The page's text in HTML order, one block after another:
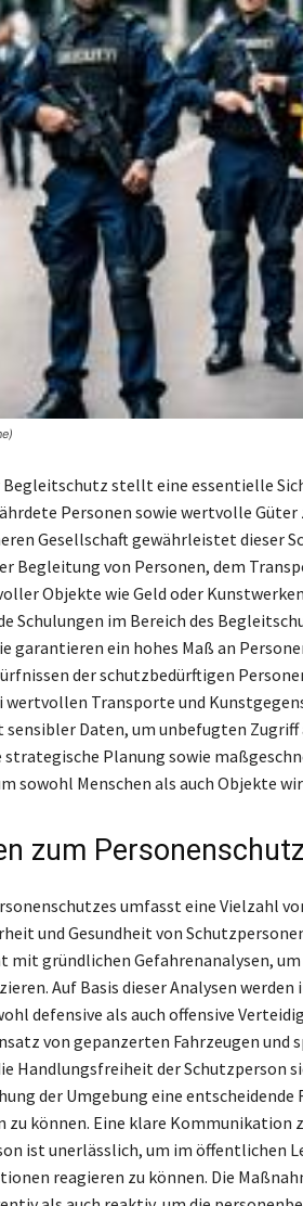
stellt eine essentielle
Personen sowie wertvolle Güter
Gesellschaft gewährleistet dieser
Begleitung von Personen, dem
Objekte wie Geld oder
Schulungen im Bereich des
garantieren ein hohes Maß an
der schutzbedürftigen
wertvollen Transporte und
sensibler Daten, um unbefugten
strategische Planung sowie
sowohl Menschen als auch Objekte
zum Personenschutz
umfasst eine Vielzahl
und Gesundheit von
mit gründlichen Gefahrenanalysen,
Auf Basis dieser Analysen
defensive als auch offensive
von gepanzerten Fahrzeugen und
Handlungsfreiheit der Schutzperson
der Umgebung eine
zu können. Eine klare Kommunikation
ist unerlässlich, um im öffentlichen
reagieren zu können. Die